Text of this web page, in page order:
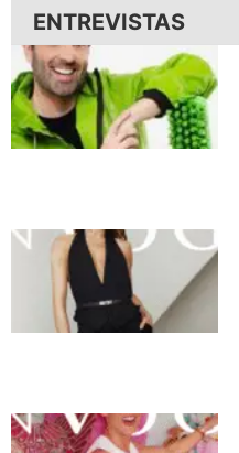
ENTREVISTAS